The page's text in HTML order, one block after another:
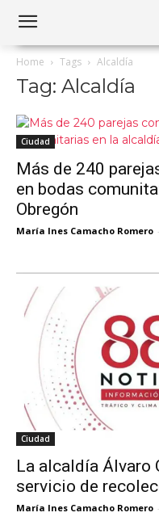
Home Tags Alcaldía
Tag: Alcaldía
Ciudad
Más de 240
en bodas
Obregón
María Ines Camacho Romero -
Ciudad
La alcaldía Álvaro
servicio de
María Ines Camacho Romero -